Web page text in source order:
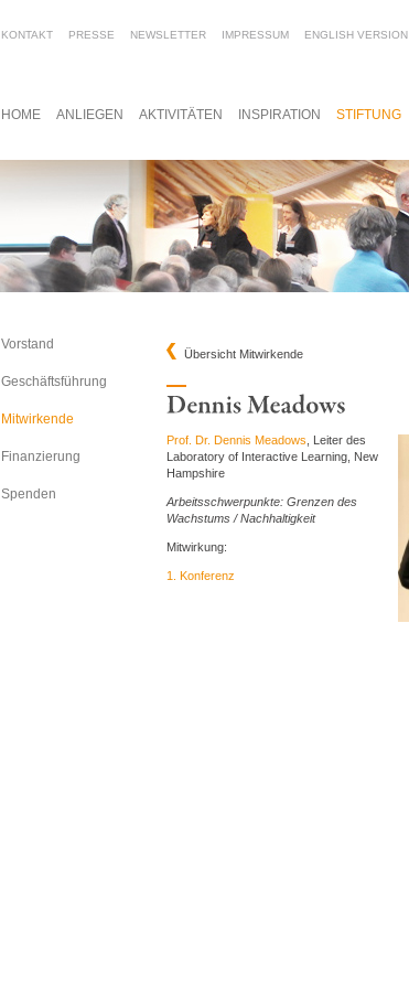
HOME ANLIEGEN AKTIVITÄTEN INSPIRATION STIFTUNG
Vorstand
Geschäftsführung
Mitwirkende
Finanzierung
Spenden
Übersicht Mitwirkende
Prof. Dr. Dennis Meadows , Leiter des
Laboratory of Interactive Learning, New
Hampshire
Arbeitsschwerpunkte: Grenzen des
Wachstums / Nachhaltigkeit
Mitwirkung:
1. Konferenz
KONTAKT PRESSE NEWSLETTER IMPRESSUM ENGLISH VERSION